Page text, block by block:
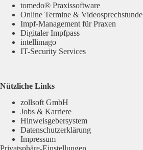
tomedo® Praxissoftware
Online Termine & Videosprechstunde
Impf-Management für Praxen
Digitaler Impfpass
intellimago
IT-Security Services
Nützliche Links
zollsoft GmbH
Jobs & Karriere
Hinweisgebersystem
Datenschutzerklärung
Impressum